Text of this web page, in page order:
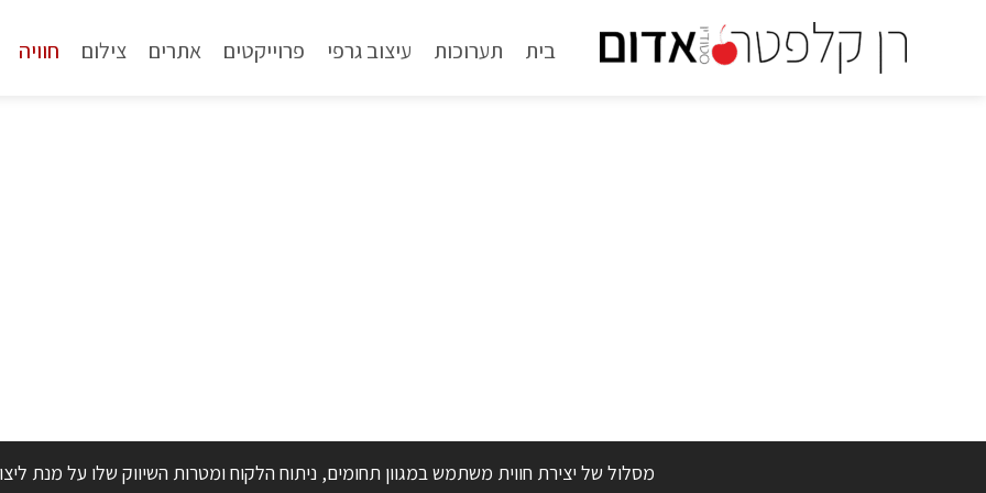
בית תערוכות עיצוב גרפי פרוייקטים אתרים צילום חוויה
מסלול של יצירת חווית משתמש במגוון תחומים, ניתוח הלקוח ומטרות השיווק שלו על מנת